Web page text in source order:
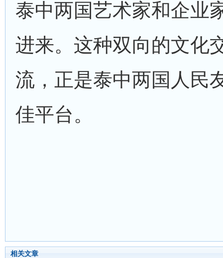
泰中两国艺术家和企业
进来。这种双向的文化
流，正是泰中两国人民
佳平台。
相关文章